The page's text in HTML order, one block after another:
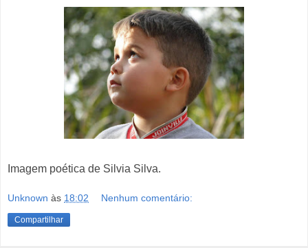
Imagem poética de Silvia Silva.
Unknown às 18:02 Nenhum comentário:
Compartilhar